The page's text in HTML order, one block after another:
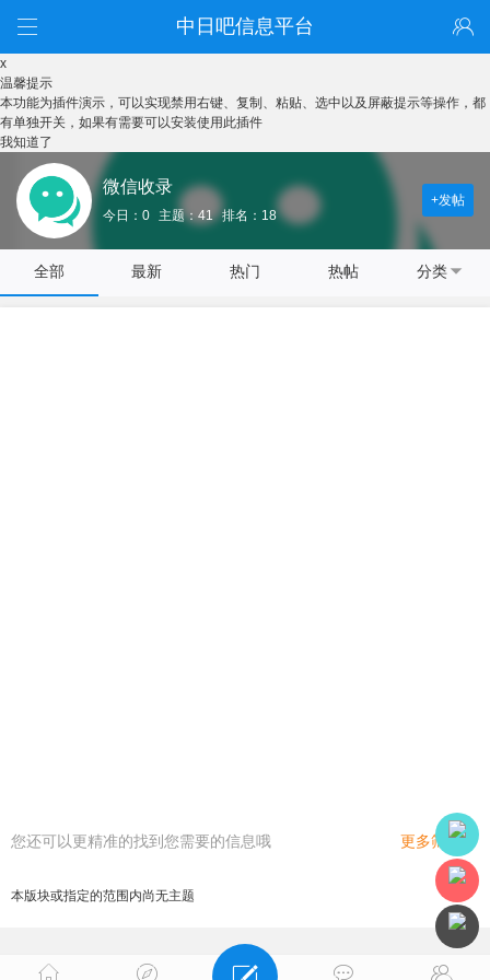
中日吧信息平台
x
温馨提示
本功能为插件演示，可以实现禁用右键、复制、粘贴、选中以及屏蔽提示等操作，都
有单独开关，如果有需要可以安装使用此插件
我知道了
微信收录
今日：0 主题：41 排名：18
+发帖
全部 最新 热门 热帖 分类
您还可以更精准的找到您需要的信息哦 更多筛选
本版块或指定的范围内尚无主题